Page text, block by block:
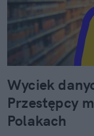
Wyciek
Przestępcy
Polakach